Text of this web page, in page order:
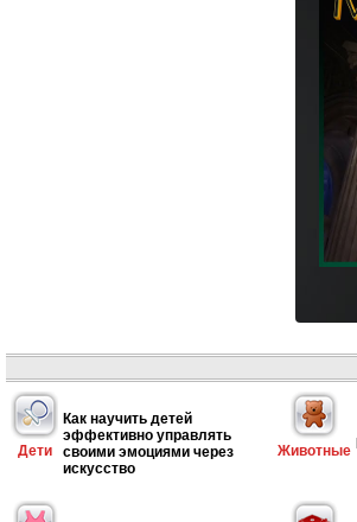
Дети
Как научить детей
эффективно управлять
своими эмоциями через
искусство
Животные